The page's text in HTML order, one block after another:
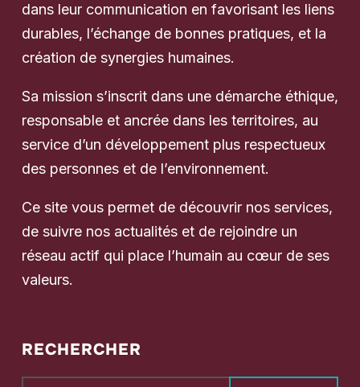
dans leur communication en favorisant les liens
durables, l’échange de bonnes pratiques, et la
création de synergies humaines.
Sa mission s’inscrit dans une démarche éthique,
responsable et ancrée dans les territoires, au
service d’un développement plus respectueux
des personnes et de l’environnement.
Ce site vous permet de découvrir nos services,
de suivre nos actualités et de rejoindre un
réseau actif qui place l’humain au cœur de ses
valeurs.
RECHERCHER